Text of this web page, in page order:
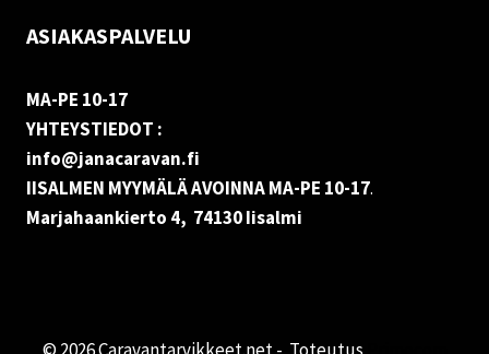
ASIAKASPALVELU
MA-PE 10-17
YHTEYSTIEDOT :
info@janacaravan.fi
IISALMEN MYYMÄLÄ AVOINNA MA-PE 10-17.
Marjahaankierto 4, 74130 Iisalmi